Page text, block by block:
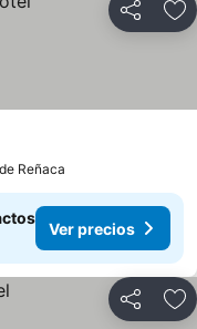
Compartir
Reñaca
Ver precios
Compartir